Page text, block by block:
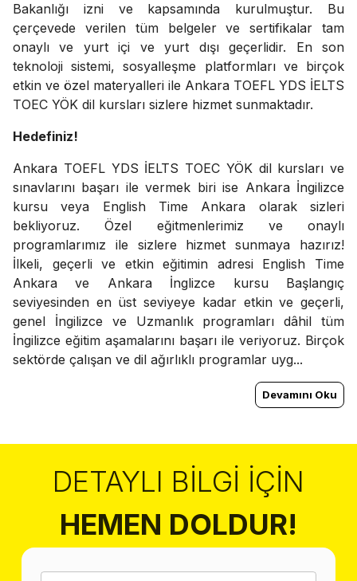
Bakanlığı izni ve kapsamında kurulmuştur. Bu
çerçevede verilen tüm belgeler ve sertifikalar tam
onaylı ve yurt içi ve yurt dışı geçerlidir. En son
teknoloji sistemi, sosyalleşme platformları ve birçok
etkin ve özel materyalleri ile Ankara TOEFL YDS İELTS
TOEC YÖK dil kursları sizlere hizmet sunmaktadır.
Hedefiniz!
Ankara TOEFL YDS İELTS TOEC YÖK dil kursları ve
sınavlarını başarı ile vermek biri ise Ankara İngilizce
kursu veya English Time Ankara olarak sizleri
bekliyoruz. Özel eğitmenlerimiz ve onaylı
programlarımız ile sizlere hizmet sunmaya hazırız!
İlkeli, geçerli ve etkin eğitimin adresi English Time
Ankara ve Ankara İnglizce kursu Başlangıç
seviyesinden en üst seviyeye kadar etkin ve geçerli,
genel İngilizce ve Uzmanlık programları dâhil tüm
İngilizce eğitim aşamalarını başarı ile veriyoruz. Birçok
sektörde çalışan ve dil ağırlıklı programlar uyg...
Devamını Oku
DETAYLI BILGI İÇIN
HEMEN DOLDUR!